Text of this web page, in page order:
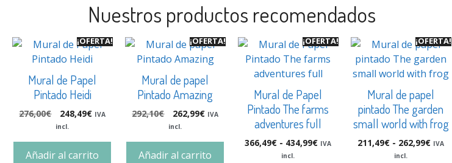
Nuestros productos recomendados
¡OFERTA!
Mural de Papel
Pintado Heidi
276,00€ 248,49€ IVA
incl.
Añadir al carrito
¡OFERTA!
Mural de papel
Pintado Amazing
292,10€ 262,99€ IVA
incl.
Añadir al carrito
¡OFERTA!
Mural de Papel
Pintado The farms
adventures full
366,49€ - 434,99€ IVA
incl.
¡OFERTA!
Mural de papel
pintado The garden
small world with frog
211,49€ - 262,99€ IVA
incl.